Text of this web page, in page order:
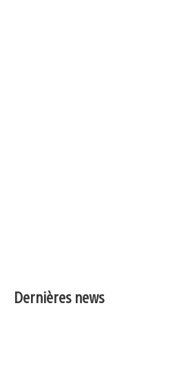
Dernières news